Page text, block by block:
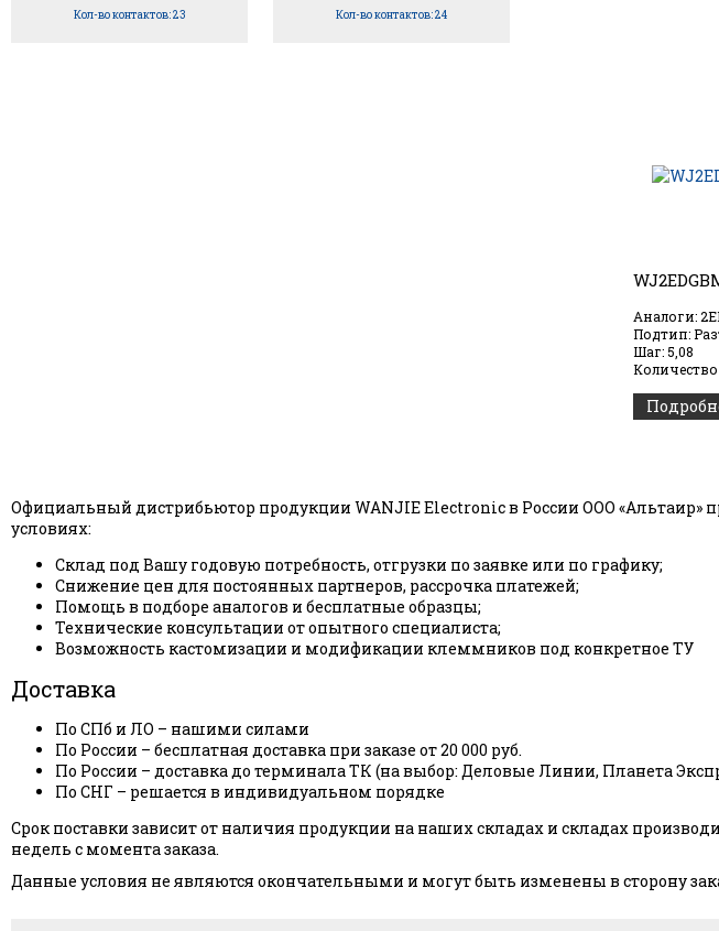
Кол-во контактов: 23 Кол-во контактов: 24
Аналоги:
Подтип:
Шаг: 5,08
Количество
Официальный дистрибьютор продукции WANJIE Electronic в России ООО
условиях:
Склад под Вашу годовую потребность, отгрузки по заявке или по графику;
Снижение цен для постоянных партнеров, рассрочка платежей;
Помощь в подборе аналогов и бесплатные образцы;
Технические консультации от опытного специалиста;
Возможность кастомизации и модификации клеммников под конкретное ТУ
Доставка
По СПб и ЛО – нашими силами
По России – бесплатная доставка при заказе от 20 000 руб.
По России – доставка до терминала ТК (на выбор: Деловые Линии, Планета
По СНГ – решается в индивидуальном порядке
Срок поставки зависит от наличия продукции на наших складах и складах
недель с момента заказа.
Данные условия не являются окончательными и могут быть изменены в сторону